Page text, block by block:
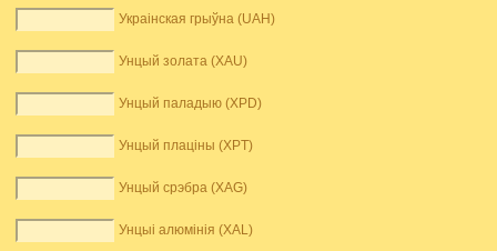
Украінская грыўна (UAH)
Унцый золата (XAU)
Унцый паладыю (XPD)
Унцый плаціны (XPT)
Унцый срэбра (XAG)
Унцыі алюмінія (XAL)